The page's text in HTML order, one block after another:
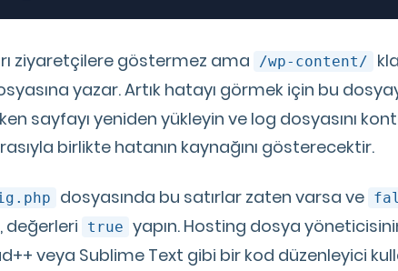
ziyaretçilere göstermez ama /wp-content/
yazar. Artık hatayı görmek için bu
sayfayı yeniden yükleyin ve log dosyasını
birlikte hatanın kaynağını gösterecektir.
dosyasında bu satırlar zaten varsa ve
değerleri
true yapın. Hosting dosya
veya Sublime Text gibi bir kod düzenleyici